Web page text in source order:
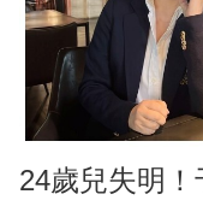
24歲兒失明